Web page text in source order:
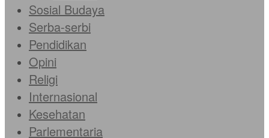
Sosial Budaya
Serba-serbi
Pendidikan
Opini
Religi
Internasional
Kesehatan
Parlementaria